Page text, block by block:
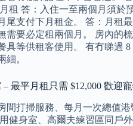
租 答：入住一至兩個月須於
支付下月租金。 答：月租
需要必定租兩個月。 房內的
等供租客使用。 有冇睇過
細。
最平月租只需 $12,000 歡迎
間打掃服務、每月一次總值
健身室、高爾夫練習區同戶